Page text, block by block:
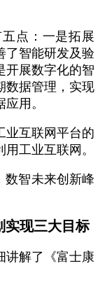
点：一是拓展
了智能研发及验
开展数字化的智
数据管理，实现
用。
业互联网平台的
工业互联网。
实现三大目标
讲解了《富士康